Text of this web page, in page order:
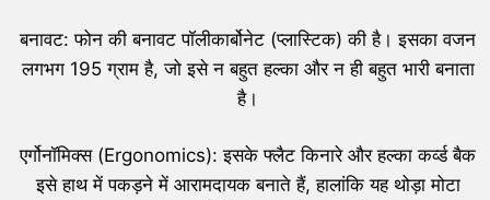
बनावट: फोन की बनावट पॉलीकार्बोनेट (प्लास्टिक) की है। इसका वजन
लगभग 195 ग्राम है, जो इसे न बहुत हल्का और न ही बहुत भारी बनाता
है।
एर्गोनॉमिक्स (Ergonomics): इसके फ्लैट किनारे और हल्का कर्व्ड बैक
इसे हाथ में पकड़ने में आरामदायक बनाते हैं, हालांकि यह थोड़ा मोटा